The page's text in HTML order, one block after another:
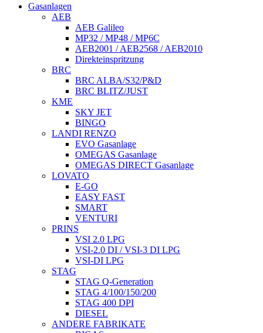
Gasanlagen
AEB
AEB Galileo
MP32 / MP48 / MP6C
AEB2001 / AEB2568 / AEB2010
Direkteinspritzung
BRC
BRC ALBA/S32/P&D
BRC BLITZ/JUST
KME
SKY JET
BINGO
LANDI RENZO
EVO Gasanlage
OMEGAS Gasanlage
OMEGAS DIRECT Gasanlage
LOVATO
E-GO
EASY FAST
SMART
VENTURI
PRINS
VSI 2.0 LPG
VSI-2.0 DI / VSI-3 DI LPG
VSI-DI LPG
STAG
STAG Q-Generation
STAG 4/100/150/200
STAG 400 DPI
DIESEL
ANDERE FABRIKATE